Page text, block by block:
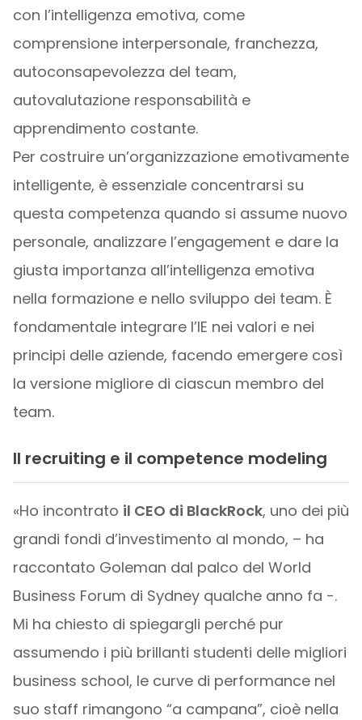
con l’intelligenza emotiva, come
comprensione interpersonale, franchezza,
autoconsapevolezza del team,
autovalutazione responsabilità e
apprendimento costante.
Per costruire un’organizzazione emotivamente
intelligente, è essenziale concentrarsi su
questa competenza quando si assume nuovo
personale, analizzare l’engagement e dare la
giusta importanza all’intelligenza emotiva
nella formazione e nello sviluppo dei team. È
fondamentale integrare l’IE nei valori e nei
principi delle aziende, facendo emergere così
la versione migliore di ciascun membro del
team.
Il recruiting e il competence modeling
«Ho incontrato il CEO di BlackRock, uno dei più
grandi fondi d’investimento al mondo, – ha
raccontato Goleman dal palco del World
Business Forum di Sydney qualche anno fa -.
Mi ha chiesto di spiegargli perché pur
assumendo i più brillanti studenti delle migliori
business school, le curve di performance nel
suo staff rimangono “a campana”, cioè nella